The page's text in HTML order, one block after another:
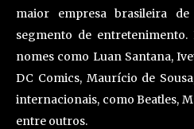
maior empresa brasileira
segmento de entretenimento.
nomes como Luan Santana,
DC Comics, Maurício de
internacionais, como Beatles,
entre outros.